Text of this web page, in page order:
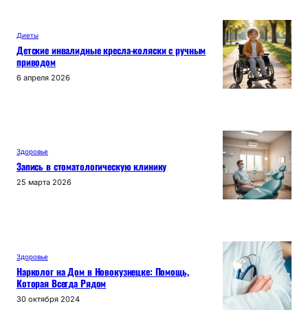
Диеты
Детские инвалидные кресла-коляски с ручным
приводом
6 апреля 2026
Здоровье
Запись в стоматологическую клинику
25 марта 2026
Здоровье
Нарколог на Дом в Новокузнецке: Помощь,
Которая Всегда Рядом
30 октября 2024